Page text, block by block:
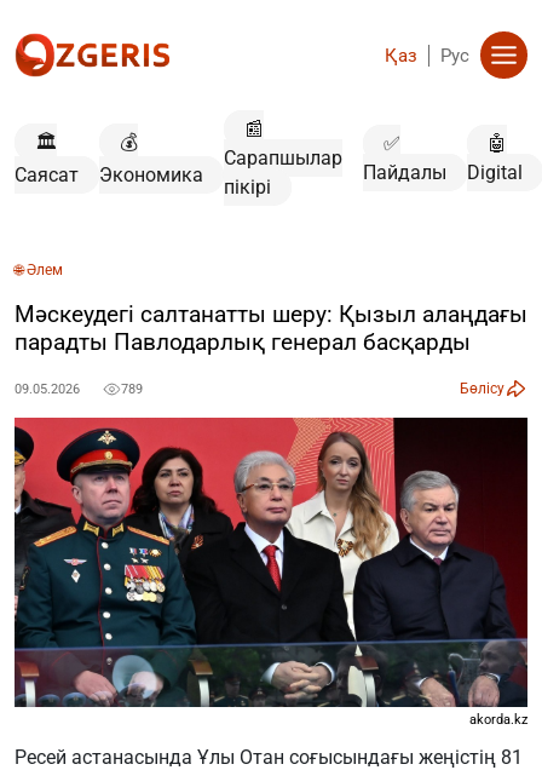
Қаз Рус
🏛️
Саясат
💰
Экономика
📰
Сарапшылар
пікірі
✅
Пайдалы
🤖
Digital
🌐 Әлем
Мәскеудегі салтанатты шеру: Қызыл алаңдағы
парадты Павлодарлық генерал басқарды
akorda.kz
09.05.2026 789 Бөлісу
Ресей астанасында Ұлы Отан соғысындағы жеңістің 81